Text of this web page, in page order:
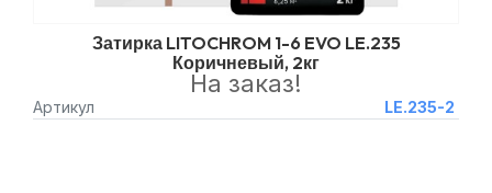
Затирка LITOCHROM 1-6 EVO LE.235
Коричневый, 2кг
Артикул LE.235-2
На заказ!